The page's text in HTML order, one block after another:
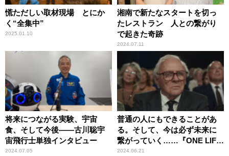
慌ただしい取材現場 とにか
く“全集中”
2025.01.10
湘南で新たなスタートを切っ
たレストラン 人との繋がり
で起きた奇跡
2024.07.11
将来につながる実験、宇宙
食、そして今後――古川聡宇
宙飛行士単独インタビュー
2024.07.05
普通の人にもできることがあ
る。そして、今は必ず未来に
繋がっていく……『ONE LIFE
奇跡が繋いだ6000の命』
2024.06.21